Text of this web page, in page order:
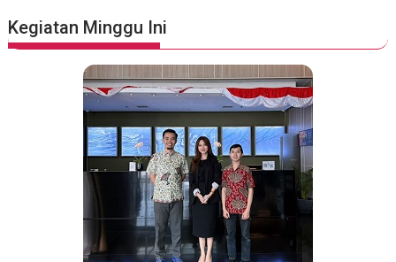
Kegiatan Minggu Ini